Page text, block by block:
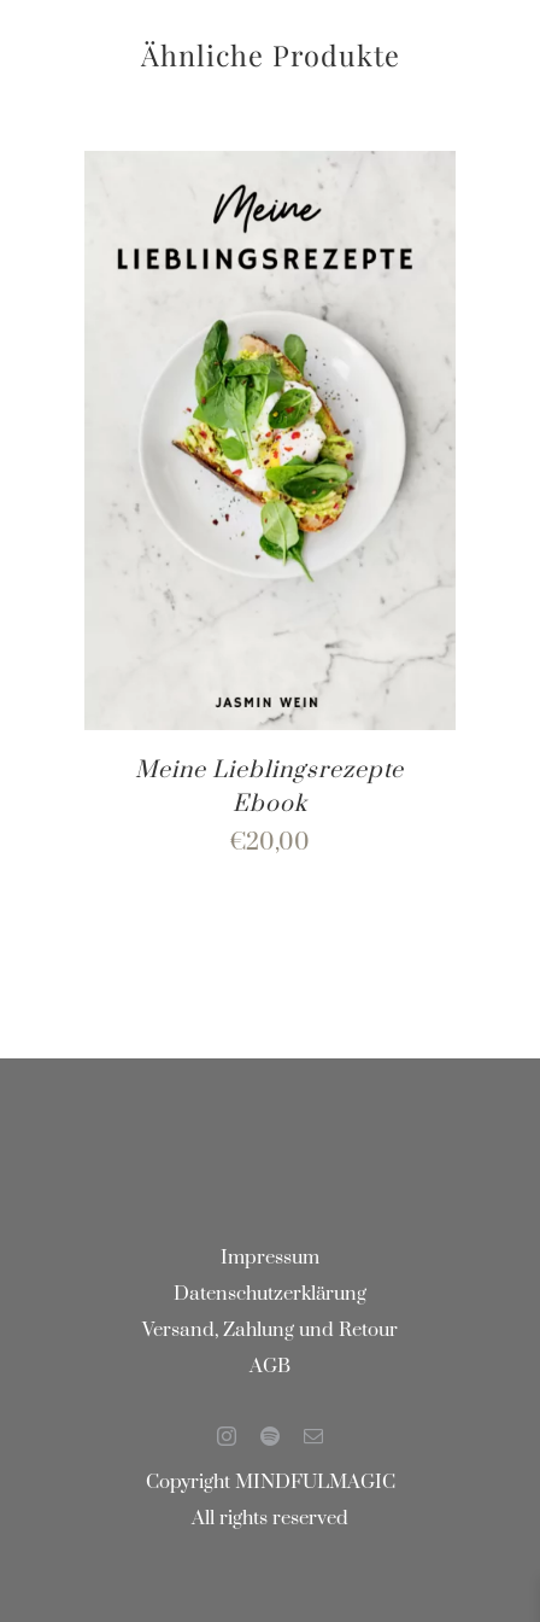
Ähnliche Produkte
Meine Lieblingsrezepte
Ebook
€20,00
Impressum
Datenschutzerklärung
Versand, Zahlung und Retour
AGB
Copyright MINDFULMAGIC
All rights reserved